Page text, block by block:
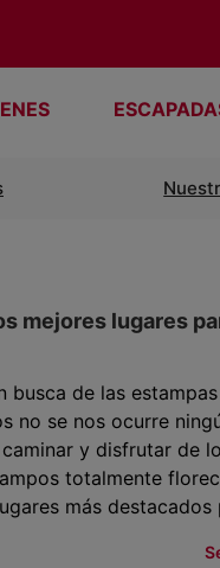
mejores lugares
busca de las
no se nos ocurre
y disfrutar de
totalmente
más destacados